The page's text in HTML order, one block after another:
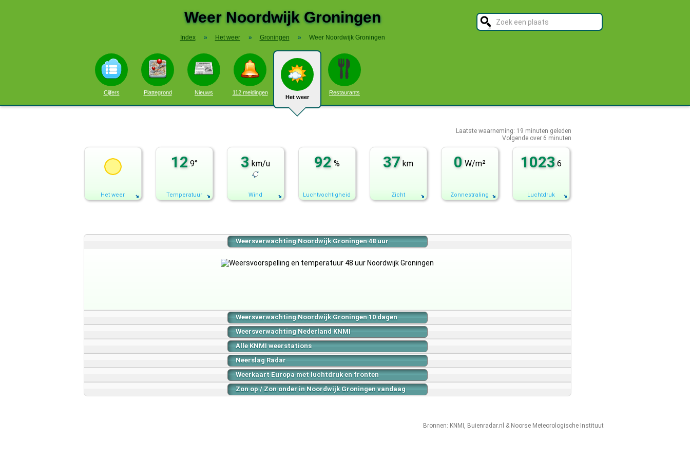
Weer Noordwijk Groningen
Index » Het weer » Groningen » Weer Noordwijk Groningen
Cijfers Plattegrond Nieuws 112 meldingen
Het weer
Restaurants
Laatste waarneming: 19 minuten geleden
Volgende over 6 minuten
Het weer
12.9°
Temperatuur
3 km/u
Wind
92 %
Luchtvochtigheid
37 km
Zicht
0 W/m²
Zonnestraling
1023.6
Luchtdruk
Weersverwachting Noordwijk Groningen 48 uur
Weersverwachting Noordwijk Groningen 10 dagen
Weersverwachting Nederland KNMI
Alle KNMI weerstations
Neerslag Radar
Weerkaart Europa met luchtdruk en fronten
Zon op / Zon onder in Noordwijk Groningen vandaag
Bronnen: KNMI , Buienradar.nl & Noorse Meteorologische Instituut